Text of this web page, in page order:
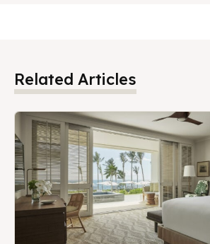
Related Articles